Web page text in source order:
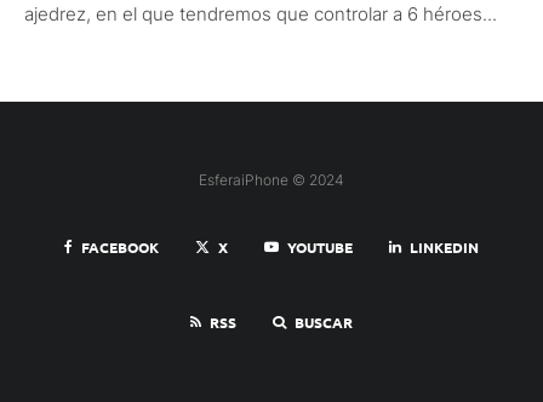
ajedrez, en el que tendremos que controlar a 6 héroes...
EsferaiPhone © 2024
FACEBOOK X YOUTUBE LINKEDIN
RSS BUSCAR